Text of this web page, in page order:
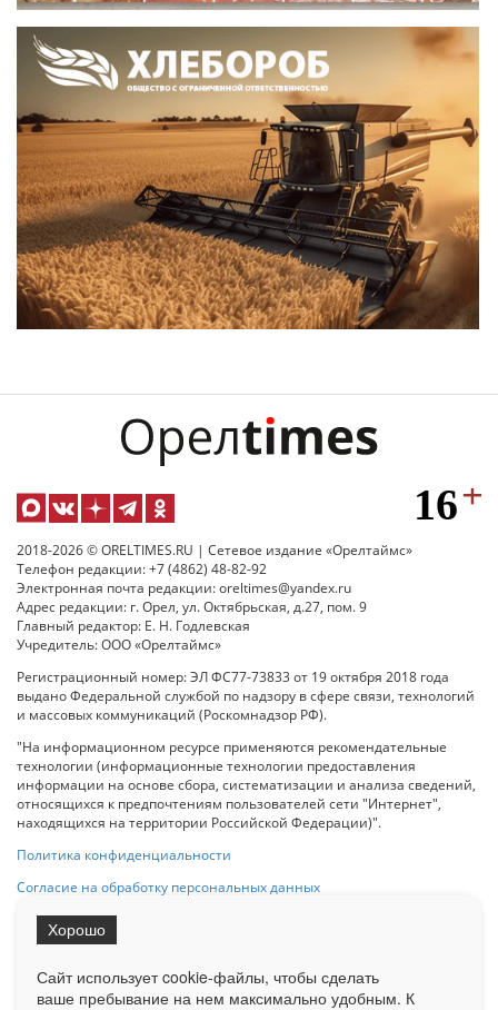
2018-2026 © ORELTIMES.RU | Сетевое издание «Орелтаймс»
Телефон редакции: +7 (4862) 48-82-92
Электронная почта редакции: oreltimes@yandex.ru
Адрес редакции: г. Орел, ул. Октябрьская, д.27, пом. 9
Главный редактор: Е. Н. Годлевская
Учредитель: ООО «Орелтаймс»
Регистрационный номер: ЭЛ ФС77-73833 от 19 октября 2018 года
выдано Федеральной службой по надзору в сфере связи, технологий
и массовых коммуникаций (Роскомнадзор РФ).
"На информационном ресурсе применяются рекомендательные
технологии (информационные технологии предоставления
информации на основе сбора, систематизации и анализа сведений,
относящихся к предпочтениям пользователей сети "Интернет",
находящихся на территории Российской Федерации)".
Политика конфиденциальности
Согласие на обработку персональных данных
на Сетевое издание «ОрелТаймс» обязательна.
Сайт использует cookie-файлы, чтобы сделать
ваше пребывание на нем максимально удобным. К
Хорошо